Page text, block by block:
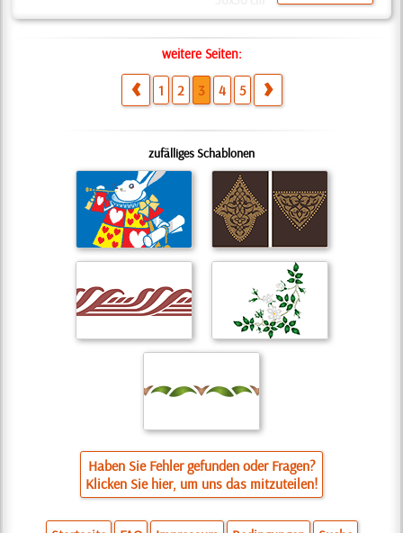
weitere Seiten:
1 2 3 4 5
zufälliges Schablonen
Haben Sie Fehler gefunden oder Fragen?
Klicken Sie hier, um uns das mitzuteilen!